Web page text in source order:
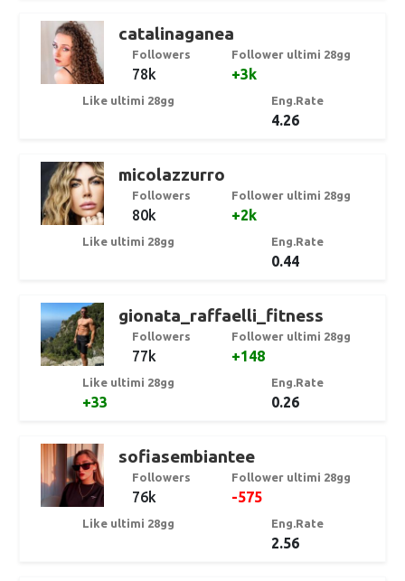
catalinaganea
Followers
78k
Follower ultimi 28gg
+3k
Like ultimi 28gg Eng.Rate
4.26
micolazzurro
Followers
80k
Follower ultimi 28gg
+2k
Like ultimi 28gg Eng.Rate
0.44
gionata_raffaelli_fitness
Followers
77k
Follower ultimi 28gg
+148
Like ultimi 28gg
+33
Eng.Rate
0.26
sofiasembiantee
Followers
76k
Follower ultimi 28gg
-575
Like ultimi 28gg Eng.Rate
2.56